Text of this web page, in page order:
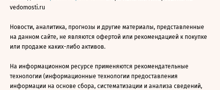
vedomosti.ru
Новости, аналитика, прогнозы и другие материалы, представленные
на данном сайте, не являются офертой или рекомендацией к покупке
или продаже каких-либо активов.
На информационном ресурсе применяются рекомендательные
технологии (информационные технологии предоставления
информации на основе сбора, систематизации и анализа сведений,